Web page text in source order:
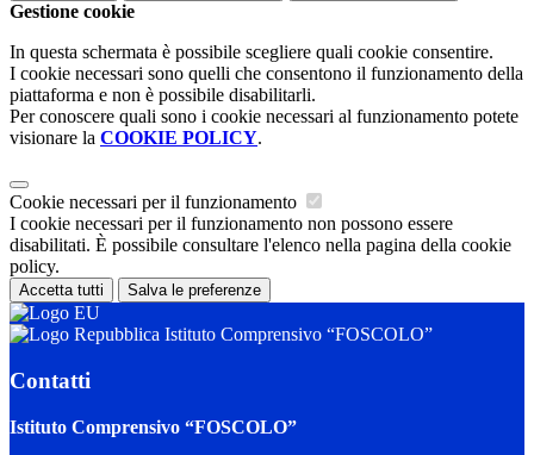
Gestione cookie
In questa schermata è possibile scegliere quali cookie consentire.
I cookie necessari sono quelli che consentono il funzionamento della
piattaforma e non è possibile disabilitarli.
Per conoscere quali sono i cookie necessari al funzionamento potete
visionare la COOKIE POLICY.
Cookie necessari per il funzionamento
I cookie necessari per il funzionamento non possono essere
disabilitati. È possibile consultare l'elenco nella pagina della cookie
policy.
Accetta tutti Salva le preferenze
Istituto Comprensivo “FOSCOLO”
Contatti
Istituto Comprensivo “FOSCOLO”